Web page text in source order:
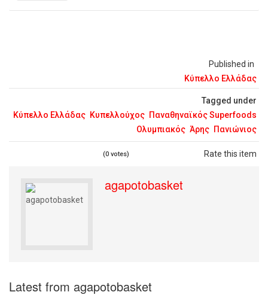
Published in
Κύπελλο Ελλάδας
Tagged under
Κύπελλο Ελλάδας Κυπελλούχος Παναθηναϊκός Superfoods
Ολυμπιακός Άρης Πανιώνιος
Rate this item
(0 votes)
agapotobasket
Latest from agapotobasket